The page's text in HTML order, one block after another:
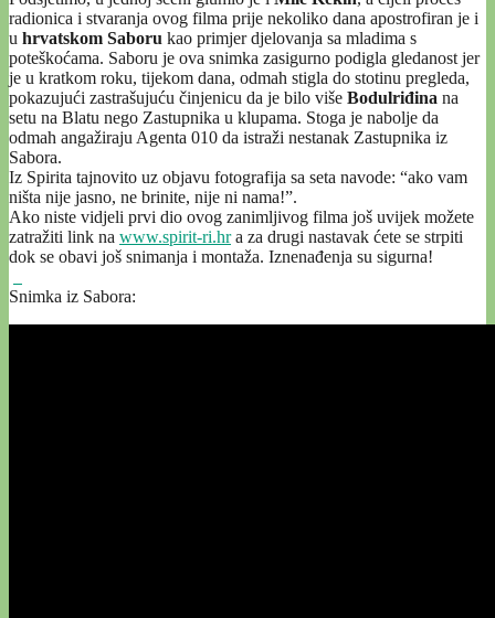
radionica i stvaranja ovog filma prije nekoliko dana apostrofiran je i
u hrvatskom Saboru kao primjer djelovanja sa mladima s
poteškoćama. Saboru je ova snimka zasigurno podigla gledanost jer
je u kratkom roku, tijekom dana, odmah stigla do stotinu pregleda,
pokazujući zastrašujuću činjenicu da je bilo više Bodulriđina na
setu na Blatu nego Zastupnika u klupama. Stoga je nabolje da
odmah angažiraju Agenta 010 da istraži nestanak Zastupnika iz
Sabora.
Iz Spirita tajnovito uz objavu fotografija sa seta navode: “ako vam
ništa nije jasno, ne brinite, nije ni nama!”.
Ako niste vidjeli prvi dio ovog zanimljivog filma još uvijek možete
zatražiti link na www.spirit-ri.hra za drugi nastavak ćete se strpiti
dok se obavi još snimanja i montaža. Iznenađenja su sigurna!
Snimka iz Sabora: